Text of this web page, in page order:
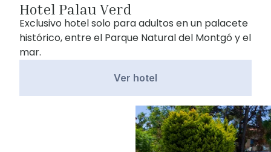
Hotel Palau Verd
Exclusivo hotel solo para adultos en un palacete
histórico, entre el Parque Natural del Montgó y el
mar.
Ver hotel